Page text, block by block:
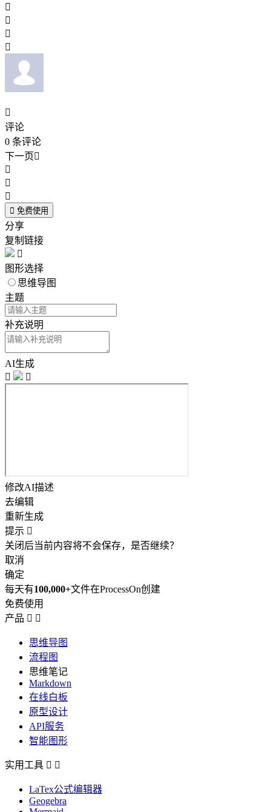





评论
0 条评论
下一页



 免费使用
分享
复制链接

图形选择
思维导图
主题
补充说明
AI生成


修改AI描述
去编辑
重新生成
提示 
关闭后当前内容将不会保存，是否继续？
取消
确定
每天有100,000+文件在ProcessOn创建
免费使用
产品  
思维导图
流程图
思维笔记
Markdown
在线白板
原型设计
API服务
智能图形
实用工具  
LaTex公式编辑器
Geogebra